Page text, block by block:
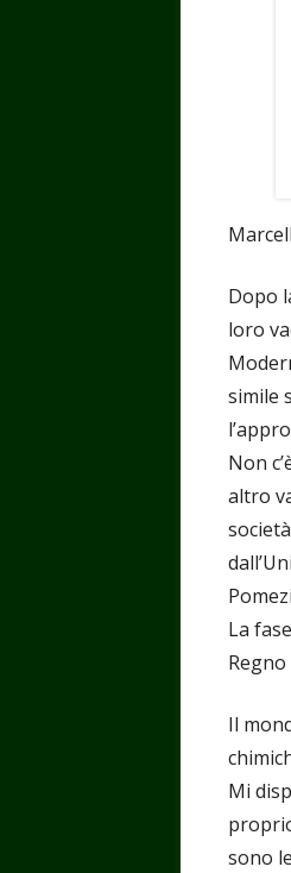
Dopo
loro
simile
Non
altro
La
Il
Mi
sono